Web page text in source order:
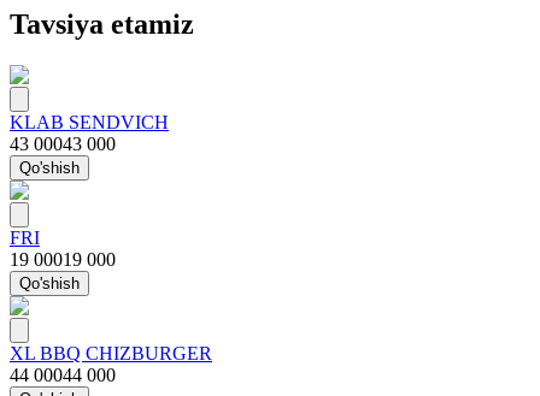
Tavsiya etamiz
KLAB SENDVICH
43 00043 000
Qo'shish
FRI
19 00019 000
Qo'shish
XL BBQ CHIZBURGER
44 00044 000